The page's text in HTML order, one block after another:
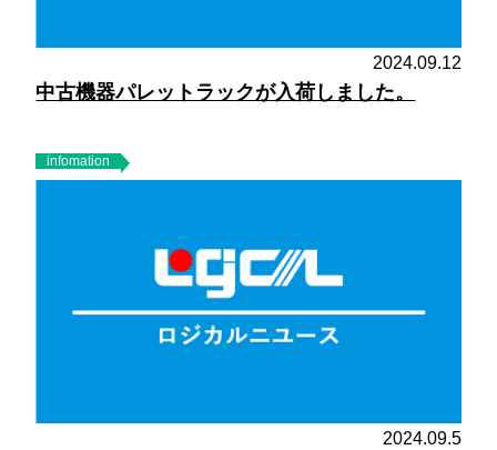
2024.09.12
中古機器パレットラックが入荷しました。
infomation
2024.09.5